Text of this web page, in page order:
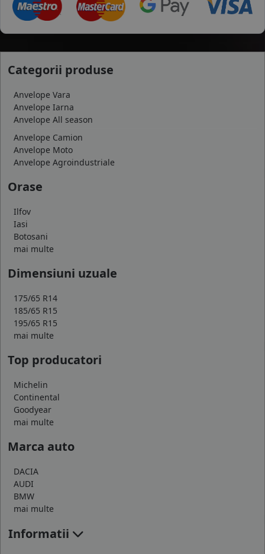
Categorii produse
Anvelope Vara
Anvelope Iarna
Anvelope All season
Anvelope Camion
Anvelope Moto
Anvelope Agroindustriale
Orase
Ilfov
Iasi
Botosani
mai multe
Dimensiuni uzuale
175/65 R14
185/65 R15
195/65 R15
mai multe
Top producatori
Michelin
Continental
Goodyear
mai multe
Marca auto
DACIA
AUDI
BMW
mai multe
Informatii